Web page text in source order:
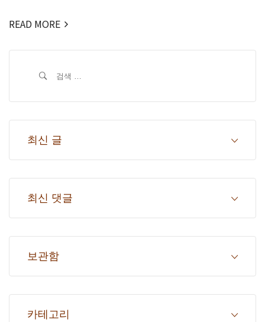
READ MORE
최신 글
최신 댓글
보관함
카테고리